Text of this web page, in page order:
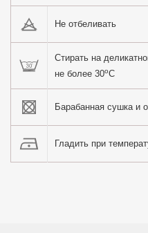
Не отбеливать
Стирать на
не более 30oC
Барабанная сушка и
Гладить при